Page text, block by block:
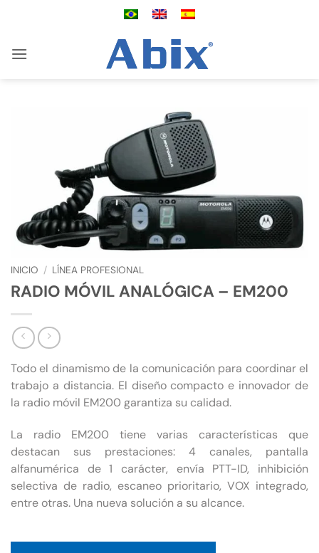
INICIO / LÍNEA PROFESIONAL
RADIO MÓVIL ANALÓGICA – EM200
Todo el dinamismo de la comunicación para coordinar el
trabajo a distancia. El diseño compacto e innovador de
la radio móvil EM200 garantiza su calidad.
La radio EM200 tiene varias características que
destacan sus prestaciones: 4 canales, pantalla
alfanumérica de 1 carácter, envía PTT-ID, inhibición
selectiva de radio, escaneo prioritario, VOX integrado,
entre otras. Una nueva solución a su alcance.